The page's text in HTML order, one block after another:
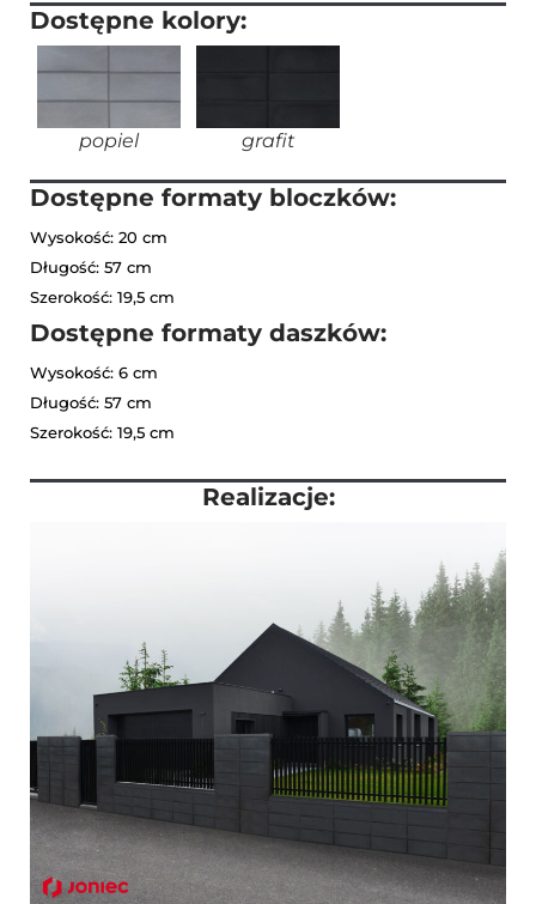
Dostępne kolory:
popiel grafit
Dostępne formaty bloczków:
Wysokość: 20 cm
Długość: 57 cm
Szerokość: 19,5 cm
Dostępne formaty daszków:
Wysokość: 6 cm
Długość: 57 cm
Szerokość: 19,5 cm
Realizacje: